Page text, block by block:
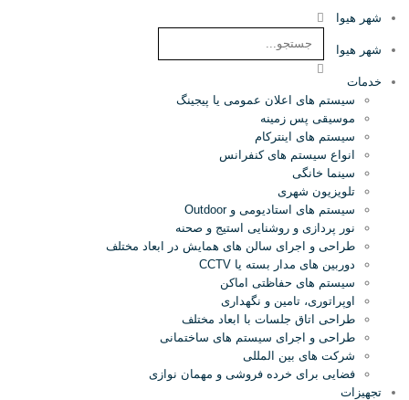
شهر هیوا
شهر هیوا
خدمات
سیستم های اعلان عمومی یا پیجینگ
موسیقی پس زمینه
سیستم های اینترکام
انواع سیستم های کنفرانس
سینما خانگی
تلویزیون شهری
سیستم های استادیومی و Outdoor
نور پردازی و روشنایی استیج و صحنه
طراحی و اجرای سالن های همایش در ابعاد مختلف
دوربین های مدار بسته یا CCTV
سیستم های حفاظتی اماکن
اوپراتوری، تامین و نگهداری
طراحی اتاق جلسات با ابعاد مختلف
طراحی و اجرای سیستم های ساختمانی
شرکت های بین المللی
فضایی برای خرده فروشی و مهمان نوازی
تجهیزات